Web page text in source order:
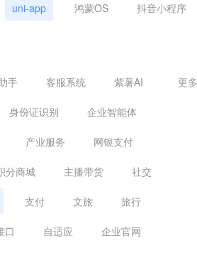
uni-app 鸿蒙OS 抖音小程序
手 客服系统 紫薯AI
身份证识别 企业智能体
产业服务 网银支付
分商城 主播带货 社交
支付 文旅 旅行
口 自适应 企业官网
更多